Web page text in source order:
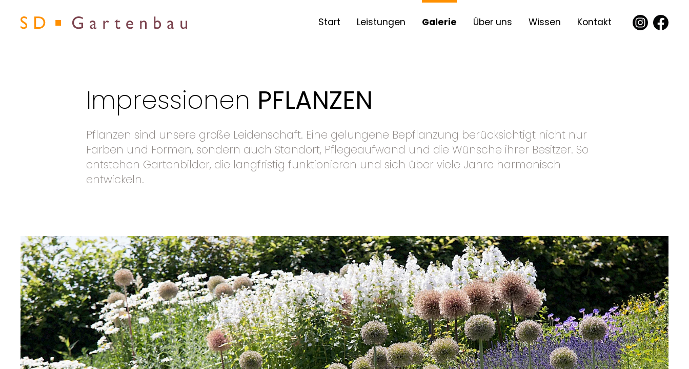
Start Leistungen Galerie Über uns Wissen Kontakt
Impressionen PFLANZEN
Pflanzen sind unsere große Leidenschaft. Eine gelungene Bepflanzung berücksichtigt nicht nur
Farben und Formen, sondern auch Standort, Pflegeaufwand und die Wünsche ihrer Besitzer. So
entstehen Gartenbilder, die langfristig funktionieren und sich über viele Jahre harmonisch
entwickeln.